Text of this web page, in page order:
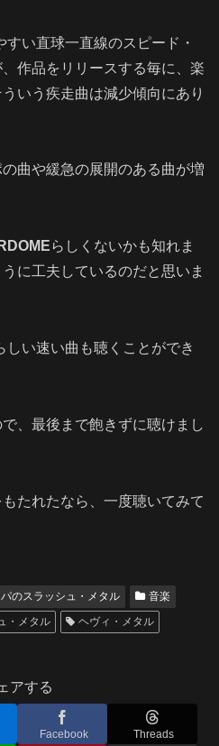
すい直球一直線のスピード・
作品をリリースする毎に、楽
いう疾走曲は減少傾向にあり
曲や緩急の展開のある曲が増
らしくないかも知れま
に工夫しているのだと思いま
しい速い曲も聴くことができ
、最後まで飽きずに聴けまし
たれたなら、一度聴いてみて
のスラッシュ・メタル
音楽
・メタル
ヘヴィ・メタル
アする
Facebook Threads